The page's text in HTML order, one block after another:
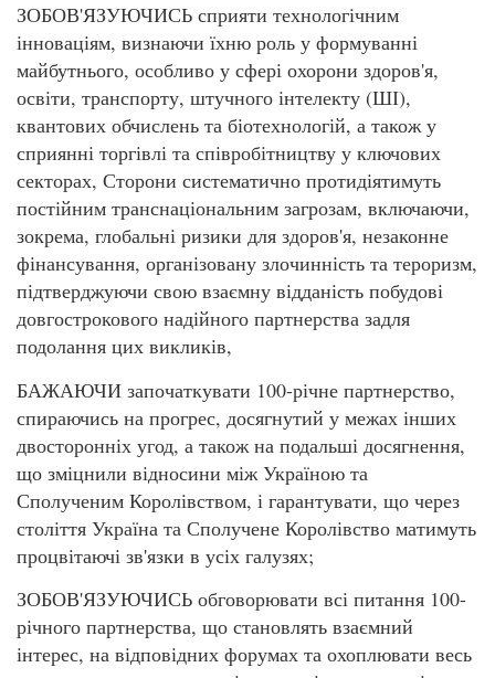
ЗОБОВ'ЯЗУЮЧИСЬ сприяти технологічним
інноваціям, визнаючи їхню роль у формуванні
майбутнього, особливо у сфері охорони здоров'я,
освіти, транспорту, штучного інтелекту (ШІ),
квантових обчислень та біотехнологій, а також у
сприянні торгівлі та співробітництву у ключових
секторах, Сторони систематично протидіятимуть
постійним транснаціональним загрозам, включаючи,
зокрема, глобальні ризики для здоров'я, незаконне
фінансування, організовану злочинність та тероризм,
підтверджуючи свою взаємну відданість побудові
довгострокового надійного партнерства задля
подолання цих викликів,
БАЖАЮЧИ започаткувати 100-річне партнерство,
спираючись на прогрес, досягнутий у межах інших
двосторонніх угод, а також на подальші досягнення,
що зміцнили відносини між Україною та
Сполученим Королівством, і гарантувати, що через
століття Україна та Сполучене Королівство матимуть
процвітаючі зв'язки в усіх галузях;
ЗОБОВ'ЯЗУЮЧИСЬ обговорювати всі питання 100-
річного партнерства, що становлять взаємний
інтерес, на відповідних форумах та охоплювати весь